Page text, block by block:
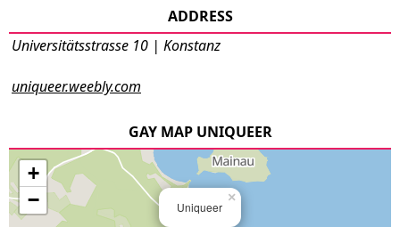
ADDRESS
Universitätsstrasse 10 | Konstanz
uniqueer.weebly.com
GAY MAP UNIQUEER
Uniqueer
×
+
−